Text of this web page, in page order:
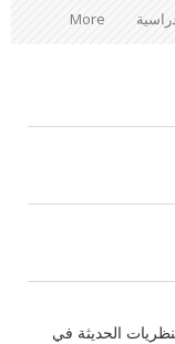
More
الحديثة في